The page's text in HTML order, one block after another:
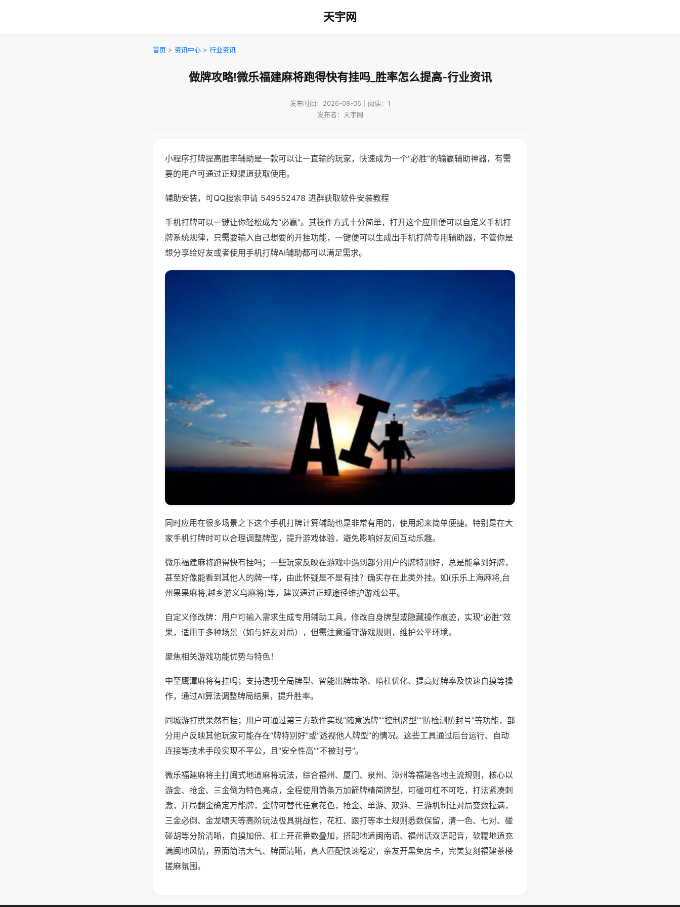
天宇网
首页 > 资讯中心 > 行业资讯
做牌攻略!微乐福建麻将跑得快有挂吗_胜率怎么提高-行业资讯
发布时间：2026-08-05｜阅读：1
发布者：天宇网
小程序打牌提高胜率辅助是一款可以让一直输的玩家，快速成为一个“必胜”的输赢辅助神器，有需
要的用户可通过正规渠道获取使用。
辅助安装，可QQ搜索申请 549552478 进群获取软件安装教程
手机打牌可以一键让你轻松成为“必赢”。其操作方式十分简单，打开这个应用便可以自定义手机打
牌系统规律，只需要输入自己想要的开挂功能，一键便可以生成出手机打牌专用辅助器，不管你是
想分享给好友或者使用手机打牌AI辅助都可以满足需求。
同时应用在很多场景之下这个手机打牌计算辅助也是非常有用的，使用起来简单便捷。特别是在大
家手机打牌时可以合理调整牌型，提升游戏体验，避免影响好友间互动乐趣。
微乐福建麻将跑得快有挂吗；一些玩家反映在游戏中遇到部分用户的牌特别好，总是能拿到好牌，
甚至好像能看到其他人的牌一样，由此怀疑是不是有挂？确实存在此类外挂。如(乐乐上海麻将,台
州果果麻将,越乡游义乌麻将)等，建议通过正规途径维护游戏公平。
自定义修改牌：用户可输入需求生成专用辅助工具，修改自身牌型或隐藏操作痕迹，实现“必胜”效
果，适用于多种场景（如与好友对局），但需注意遵守游戏规则，维护公平环境。
聚焦相关游戏功能优势与特色！
中至鹰潭麻将有挂吗；支持透视全局牌型、智能出牌策略、暗杠优化、提高好牌率及快速自摸等操
作，通过AI算法调整牌局结果，提升胜率。
同城游打拱果然有挂；用户可通过第三方软件实现“随意选牌”“控制牌型”“防检测防封号”等功能，部
分用户反映其他玩家可能存在“牌特别好”或“透视他人牌型”的情况。这些工具通过后台运行、自动
连接等技术手段实现不平公，且“安全性高”“不被封号”。
微乐福建麻将主打闽式地道麻将玩法，综合福州、厦门、泉州、漳州等福建各地主流规则，核心以
游金、抢金、三金倒为特色亮点，全程使用筒条万加箭牌精简牌型，可碰可杠不可吃，打法紧凑刺
激，开局翻金确定万能牌，金牌可替代任意花色，抢金、单游、双游、三游机制让对局变数拉满，
三金必倒、金龙啸天等高阶玩法极具挑战性，花杠、跟打等本土规则悉数保留，清一色、七对、碰
碰胡等分阶清晰，自摸加倍、杠上开花番数叠加，搭配地道闽南语、福州话双语配音，软糯地道充
满闽地风情，界面简洁大气、牌面清晰，真人匹配快速稳定，亲友开黑免房卡，完美复刻福建茶楼
搓麻氛围。